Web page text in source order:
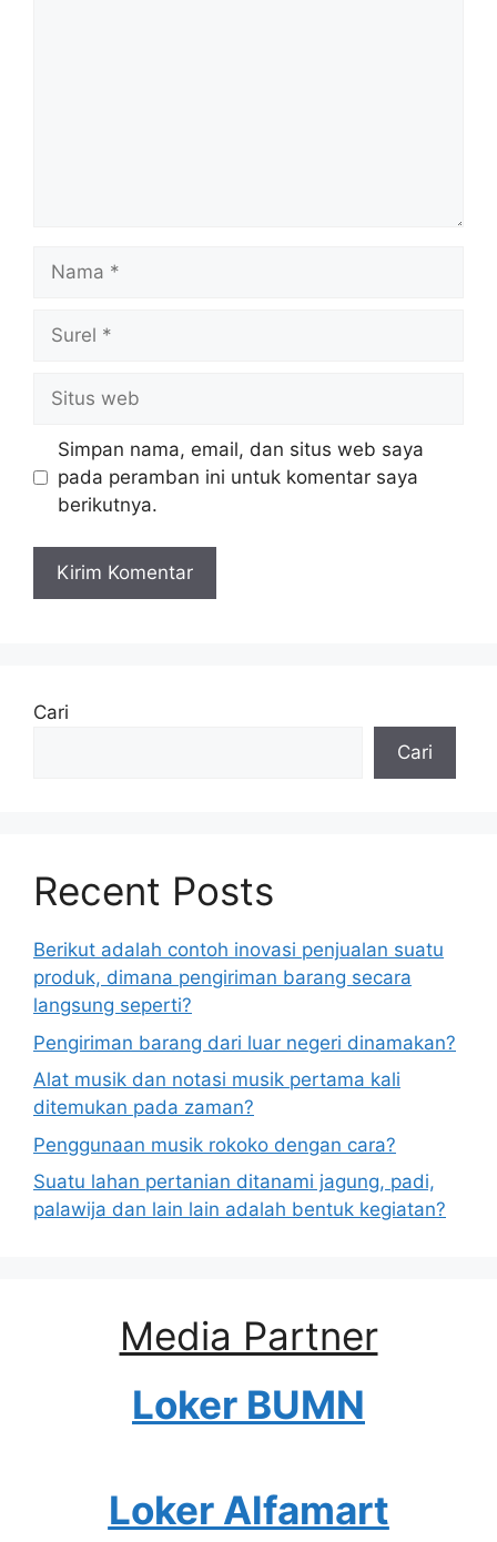
web
Simpan nama, email, dan situs web saya
pada peramban ini untuk komentar saya
berikutnya.
Cari
Cari
Recent Posts
Berikut adalah contoh inovasi penjualan suatu
produk, dimana pengiriman barang secara
langsung seperti?
Pengiriman barang dari luar negeri dinamakan?
Alat musik dan notasi musik pertama kali
ditemukan pada zaman?
Penggunaan musik rokoko dengan cara?
Suatu lahan pertanian ditanami jagung, padi,
palawija dan lain lain adalah bentuk kegiatan?
Media Partner
Loker BUMN
Loker Alfamart